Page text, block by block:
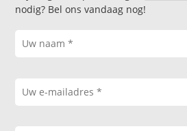
nodig? Bel ons vandaag nog!